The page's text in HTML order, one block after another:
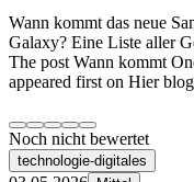
Wann kommt das neue
Galaxy? Eine Liste aller
The post Wann kommt
appeared first on Hier
Noch nicht bewertet
technologie-digitales